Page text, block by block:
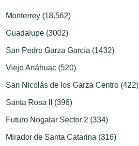
Monterrey (18.562)
Guadalupe (3002)
San Pedro Garza García (1432)
Viejo Anáhuac (520)
San Nicolás de los Garza Centro (422)
Santa Rosa II (396)
Futuro Nogalar Sector 2 (334)
Mirador de Santa Catarina (316)